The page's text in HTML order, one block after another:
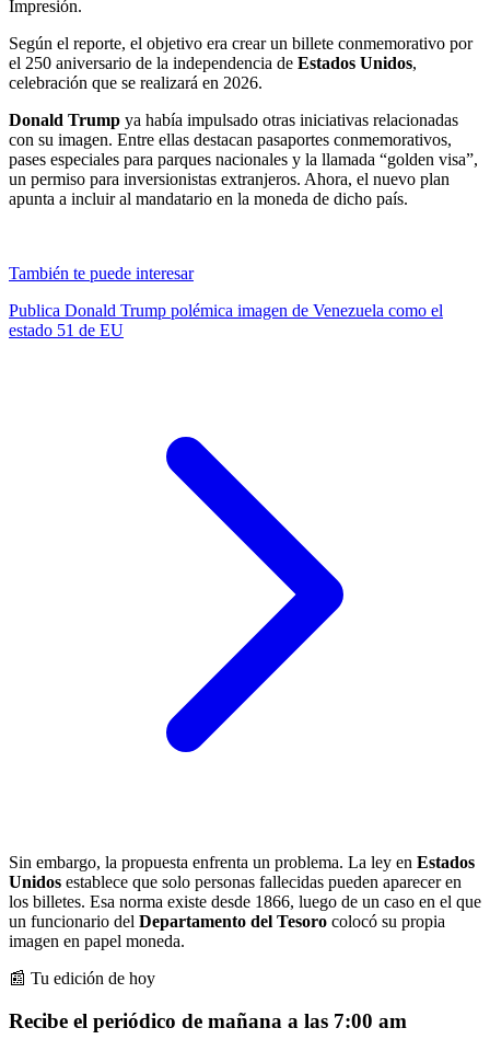
Impresión.
Según el reporte, el objetivo era crear un billete conmemorativo por
el 250 aniversario de la independencia de Estados Unidos,
celebración que se realizará en 2026.
Donald Trump ya había impulsado otras iniciativas relacionadas
con su imagen. Entre ellas destacan pasaportes conmemorativos,
pases especiales para parques nacionales y la llamada “golden visa”,
un permiso para inversionistas extranjeros. Ahora, el nuevo plan
apunta a incluir al mandatario en la moneda de dicho país.
También te puede interesar
Publica Donald Trump polémica imagen de Venezuela como el
estado 51 de EU
Sin embargo, la propuesta enfrenta un problema. La ley en Estados
Unidos establece que solo personas fallecidas pueden aparecer en
los billetes. Esa norma existe desde 1866, luego de un caso en el que
un funcionario del Departamento del Tesoro colocó su propia
imagen en papel moneda.
📰 Tu edición de hoy
Recibe el periódico de mañana a las 7:00 am